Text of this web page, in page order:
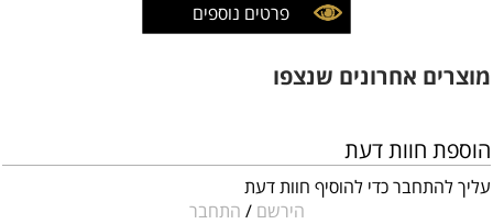
פרטים נוספים
מוצרים אחרונים שנצפו
הוספת חוות דעת
עליך להתחבר כדי להוסיף חוות דעת
הירשם / התחבר